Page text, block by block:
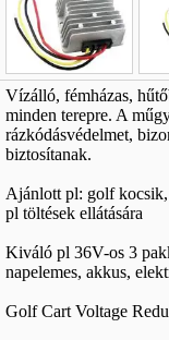
Név*:
E-mail*:
Telefon*:
Vízálló, fémházas,
minden terepre. A
rázkódásvédelmet,
biztosítanak.
Ajánlott pl: golf
pl töltések ellátására
Kiváló pl 36V-os 3
napelemes, akkus,
Golf Cart Voltage